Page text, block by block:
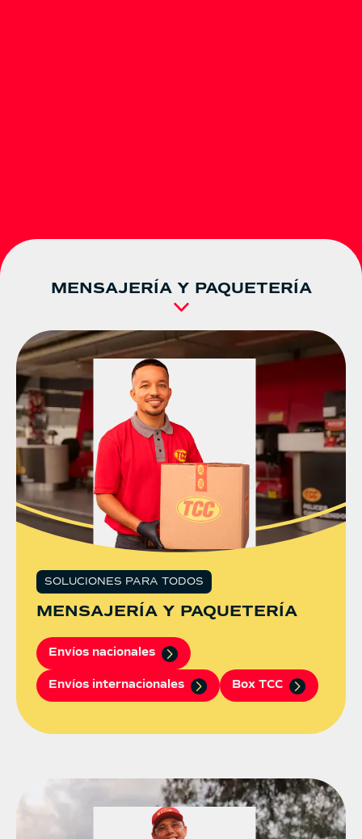
MENSAJERÍA Y PAQUETERÍA
SOLUCIONES PARA TODOS
MENSAJERÍA Y PAQUETERÍA
Envíos nacionales
Envíos internacionales Box TCC